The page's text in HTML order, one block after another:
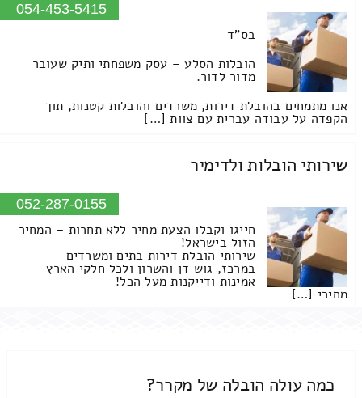
054-453-5415
בס"ד
הובלות הסלע – עסק משפחתי ותיק שעובר
מדור לדור.
אנו מתמחים בהובלת דירות, משרדים והובלות קטנות, תוך
הקפדה על עבודה עברית עם צוות […]
שירותי הובלות ולדימיר
052-287-0155
חייגו וקבלו הצעת מחיר ללא תחרות – המחיר
הזול בישראל!
שירותי הובלת דירות בתים ומשרדים
במרכז, גוש דן והשרון ולכל חלקי הארץ
אמינות ודייקנות מעל הכל!
מחירי […]
כמה עולה הובלה של מקרר?